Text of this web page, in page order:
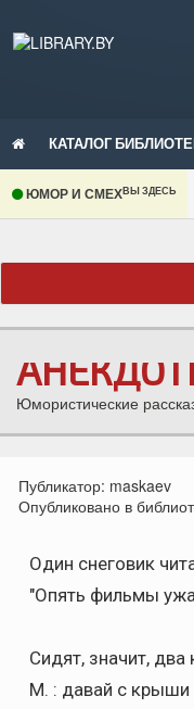
КАТАЛОГ
ЮМОР И СМЕХВЫ ЗДЕСЬ
Юмористические
Публикатор: maskaev
Опубликовано в
Один снеговик
"Опять фильмы
Сидят, значит,
М. : давай с крыши